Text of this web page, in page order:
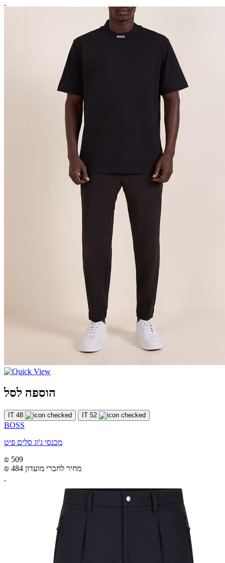
הוספה לסל
IT 48 IT 52
BOSS
מכנסי ג'וג סלים פיט
₪ 509
₪ 484 מחיר לחברי מועדון